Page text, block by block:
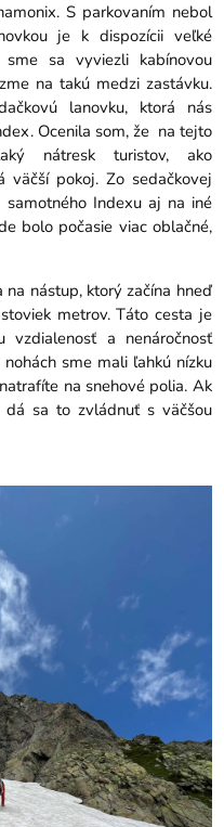
S parkovaním nebol
je k dispozícii veľké
sa vyviezli kabínovou
na takú medzi zastávku.
lanovku, ktorá nás
Ocenila som, že na tejto
nátresk turistov, ako
väčší pokoj. Zo sedačkovej
Indexu aj na iné
bolo počasie viac oblačné,
nástup, ktorý začína hneď
metrov. Táto cesta je
a nenáročnosť
sme mali ľahkú nízku
na snehové polia. Ak
sa to zvládnuť s väčšou